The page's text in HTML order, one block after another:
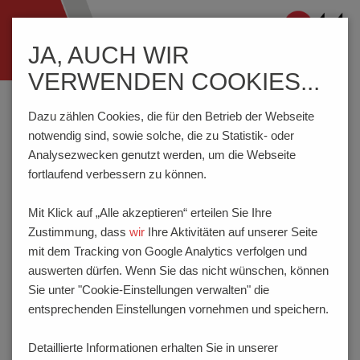
ein-/ausblenden
Home Wissenswertes Schalter
Zulassungen | Normen Schalter
CE - Kennzeichnung
CE - KENNZEICHNUNG
Die CE-Kennzeichnung ist eine Kennzeichnung nach
europäischem Recht für bestimmte Produkte in
Zusammenhang mit der Produktsicherheit. Dieses Zeichen
wurde vorrangig geschaffen, um im freien Warenverkehr dem
Endverbraucher sichere Produkte innerhalb der Europäischen
Union zu gewährleisten. Durch die Anbringung der CE-
entsprechenden geltenden europäischen Richtlinien erfüllt.
JA, AUCH WIR
VERWENDEN COOKIES...
Dazu zählen Cookies, die für den Betrieb der Webseite
notwendig sind, sowie solche, die zu Statistik- oder
Analysezwecken genutzt werden, um die Webseite
fortlaufend verbessern zu können.
Mit Klick auf „Alle akzeptieren“ erteilen Sie Ihre
Zustimmung, dass wir Ihre Aktivitäten auf unserer Seite
mit dem Tracking von Google Analytics verfolgen und
auswerten dürfen. Wenn Sie das nicht wünschen, können
Sie unter "Cookie-Einstellungen verwalten" die
entsprechenden Einstellungen vornehmen und speichern.
Detaillierte Informationen erhalten Sie in unserer